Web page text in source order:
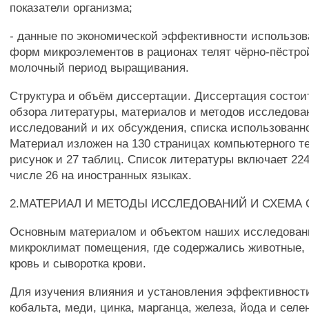
показатели организма;
- данные по экономической эффективности
форм микроэлементов в рационах телят чёрно-
молочный период выращивания.
Структура и объём диссертации. Диссертация
обзора литературы, материалов и методов
исследований и их обсуждения, списка
Материал изложен на 130 страницах компьютерного
рисунок и 27 таблиц. Список литературы включает
числе 26 на иностранных языках.
2.МАТЕРИАЛ И МЕТОДЫ ИССЛЕДОВАНИЙ И СХЕМА
Основным материалом и объектом наших
микроклимат помещения, где содержались животные,
кровь и сыворотка крови.
Для изучения влияния и установления
кобальта, меди, цинка, марганца, железа, йода и